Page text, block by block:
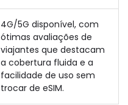
4G/5G disponível, com
ótimas avaliações de
viajantes que destacam
a cobertura fluida e a
facilidade de uso sem
trocar de eSIM.